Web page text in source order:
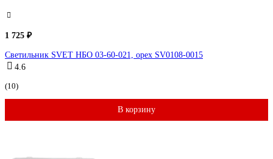
1 725 ₽
Светильник SVET НБО 03-60-021, орех SV0108-0015
4.6
(10)
В корзину